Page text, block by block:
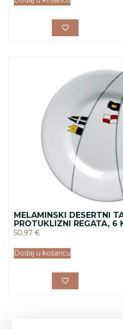
MELAMINSKI DESERTNI
PROTUKLIZNI REGATA, 6
50.97 €
Dodaj u košaricu